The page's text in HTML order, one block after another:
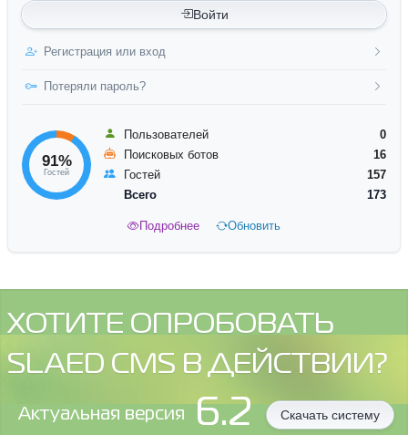
Войти
Регистрация или вход
Потеряли пароль?
91%
Гостей
Пользователей
0
Поисковых ботов
16
Гостей
157
Всего
173
Подробнее Обновить
ХОТИТЕ ОПРОБОВАТЬ
SLAED CMS В ДЕЙСТВИИ?
Aктуальная версия 6.2 Скачать систему